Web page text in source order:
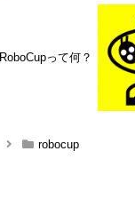
RoboCupって何？
robocup